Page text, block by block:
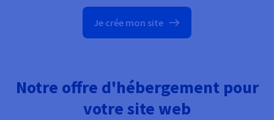
Je crée mon site
Notre offre d'hébergement pour
votre site web